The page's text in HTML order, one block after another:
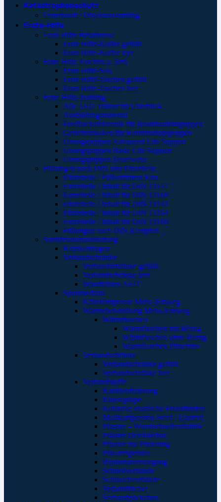
Katastrophenschutz
Unterkunft / Objektausstattung
Erste-Hilfe
Erste Hilfe Behältnisse
Erste Hilfe-Koffer gefüllt
Erste Hilfe-Koffer leer
Erste Hilfe Taschen u. Sets
Erste Hilfe-Sets
Erste Hilfe-Taschen gefüllt
Erste Hilfe-Taschen leer
Erste Hilfe-Training
Alle AED Trainer im Überblick
Ausbildungsmaterial
Feedbackelektronik für Reanimationspuppen
Gesichtsmasken für Reanimationspuppen
Übungspuppen Advanced Life Support
Übungspuppen Basic Life Support
Übungspuppen Feuerwehr
Füllungen nach DIN und Einzelteile
Einzelteile / Füllsortiment Kita
Einzelteile / Inhalt für DIN 13157
Einzelteile / Inhalt für DIN 13169
Einzelteile / Inhalt für DIN 14142
Einzelteile / Inhalt für DIN 13164
Einzelteile / Inhalt für DIN 13160
Füllungen nach DIN Komplett
Sanitätsraumausstattung
Krankentragen
Verbandschränke
Verbandschränke gefüllt
Verbandschränke leer
Wandkästen AED
Sportmedizin
Kältekompresse Mehr-/Einweg
Wärmebehandlung Mehr-/Einweg
Wärmflaschen
Wärmflaschen mit Bezug
Wärmflaschen ohne Bezug
Wärmflaschen Plüschtier
Verbandschränke
Verbandschränke gefüllt
Verbandschränke leer
Verbandstoffe
Kanülenfixierung
Kinesoptape
Kohäsive elastische Fixierbinden
Mullkompressen Steril / Unsteril
Pflaster – Wundschnellverbände
Pflaster Detektierbar
Pflaster zur Fixierung
Pflasterspender
Replantatversorgung
Schnellverbände
Schlauchverbände
Verbandtücher
Verbandpäckchen